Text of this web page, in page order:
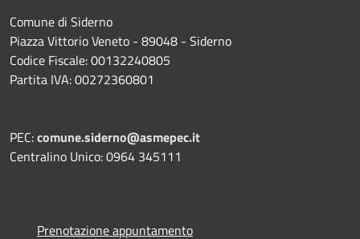
Comune di Siderno
Piazza Vittorio Veneto - 89048 - Siderno
Codice Fiscale: 00132240805
Partita IVA: 00272360801
PEC:comune.siderno@asmepec.it
Centralino Unico: 0964 345111
Prenotazione appuntamento